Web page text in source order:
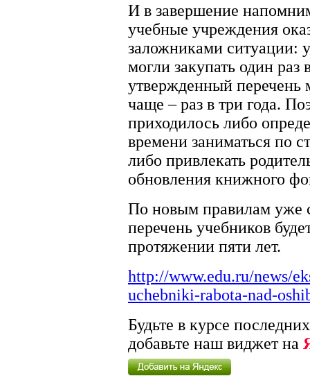
И в завершение
учебные учреждения
заложниками ситуации:
могли закупать один раз
утвержденный перечень
чаще – раз в три года.
приходилось либо
времени заниматься по
либо привлекать
обновления книжного
По новым правилам уже
перечень учебников
протяжении пяти лет.
http://www.edu.ru/news/
uchebniki-rabota-nad-
Будьте в курсе
добавьте наш виджет на